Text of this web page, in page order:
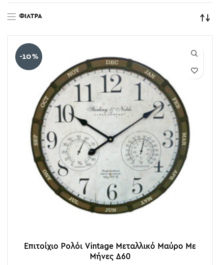
ΦΊΛΤΡΑ
-10%
Επιτοίχιο Ρολόι Vintage Μεταλλικό Μαύρο Με
Μήνες Δ60